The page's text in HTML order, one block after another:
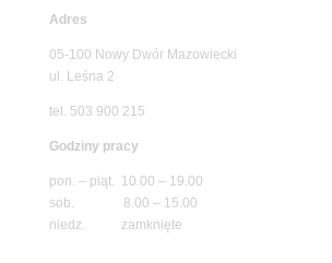
Adres
05-100 Nowy Dwór Mazowiecki
ul. Leśna 2
tel. 503 900 215
Godziny pracy
pon. – piąt. 10.00 – 19.00
sob. 8.00 – 15.00
niedz. zamknięte